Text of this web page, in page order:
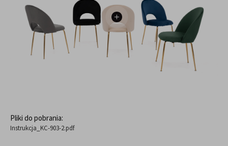
Pliki do pobrania:
Instrukcja_KC-903-2.pdf